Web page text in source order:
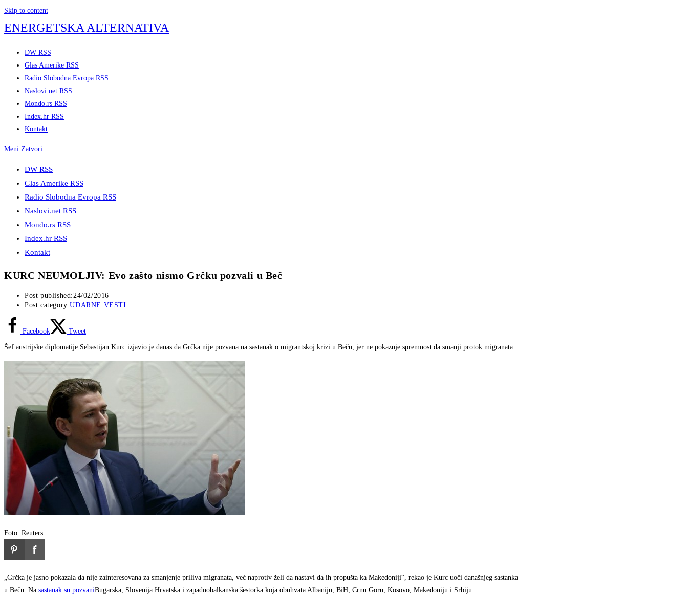
Skip to content
ENERGETSKA ALTERNATIVA
DW RSS
Glas Amerike RSS
Radio Slobodna Evropa RSS
Naslovi.net RSS
Mondo.rs RSS
Index.hr RSS
Kontakt
Meni Zatvori
DW RSS
Glas Amerike RSS
Radio Slobodna Evropa RSS
Naslovi.net RSS
Mondo.rs RSS
Index.hr RSS
Kontakt
KURC NEUMOLJIV: Evo zašto nismo Grčku pozvali u Beč
Post published:24/02/2016
Post category:UDARNE VESTI
Facebook Tweet
Šef austrijske diplomatije Sebastijan Kurc izjavio je danas da Grčka nije pozvana na sastanak o migrantskoj krizi u Beču, jer ne pokazuje spremnost da smanji protok migranata.
Foto: Reuters
„Grčka je jasno pokazala da nije zainteresovana za smanjenje priliva migranata, već naprotiv želi da nastavi da ih propušta ka Makedoniji“, rekao je Kurc uoči današnjeg sastanka
u Beču. Na sastanak su pozvaniBugarska, Slovenija Hrvatska i zapadnobalkanska šestorka koja obuhvata Albaniju, BiH, Crnu Goru, Kosovo, Makedoniju i Srbiju.